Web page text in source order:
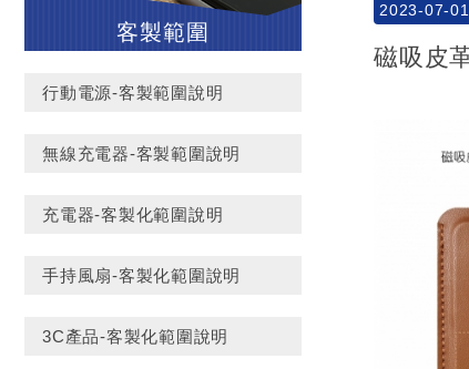
客製範圍
行動電源-客製範圍說明
無線充電器-客製範圍說明
充電器-客製化範圍說明
手持風扇-客製化範圍說明
3C產品-客製化範圍說明
2023-07-01
磁吸皮